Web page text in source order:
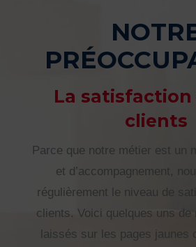
La satisfaction
clients
Parce que notre métier est un
et d’accompagnement,
régulièrement le niveau de
clients. Voici quelques uns
laissés sur les pages jaunes